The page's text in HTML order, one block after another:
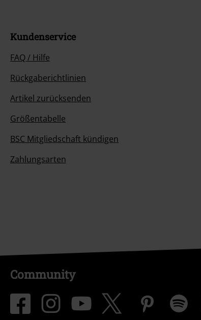
Kundenservice
FAQ / Hilfe
Rückgaberichtlinien
Artikel zurücksenden
Größentabelle
BSC Mitgliedschaft kündigen
Zahlungsarten
Community